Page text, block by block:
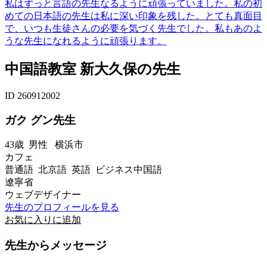
私はずっと言語の先生なるように頑張っていました。私の初
めての日本語の先生は私に深い印象を残した。とても真面目
で、いつも生徒さんの必要を気づく先生でした。私もあのよ
うな先生になれるように頑張ります。
中国語教室 新大久保の先生
ID 260912002
ガク グン先生
43歳 男性 横浜市
カフェ
普通語 北京語 英語 ビジネス中国語
遼寧省
ウェブデザイナー
先生のプロフィールを見る
お気に入りに追加
先生からメッセージ